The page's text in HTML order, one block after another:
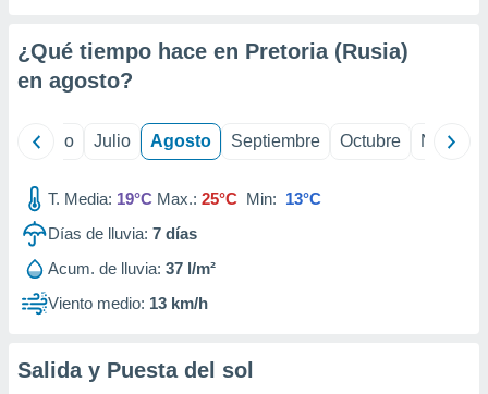
e
mediante
publicidad
publicidad
de
1199
¿Qué tiempo hace en Pretoria (Rusia)
en agosto?
Junio Julio Agosto Septiembre Octubre
T. Media: 19°C Max.: 25°C Min: 13°C
Días de lluvia: 7 días
Acum. de lluvia: 37 l/m²
Viento medio: 13 km/h
Salida y Puesta del sol